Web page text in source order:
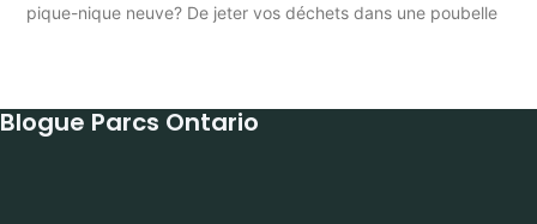
pique-nique neuve? De jeter vos déchets dans une poubelle
Blogue Parcs Ontario